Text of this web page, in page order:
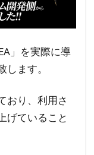
」を実際に導
ます。
おり、利用さ
げていること